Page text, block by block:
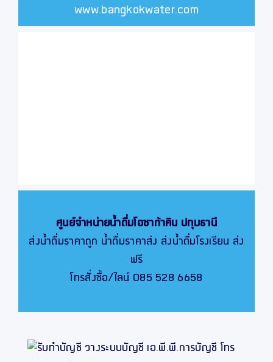
www.bangkokwater.com
ศูนย์จำหน่ายน้ำดื่มโอซาก้าคิน ปทุมธานี
ส่งน้ำดื่มราคาถูก น้ำดื่มราคาส่ง ส่งน้ำดื่มโรงเรียน ส่ง
ฟรี
โทรสั่งซื้อ/ไลน์ 085 528 6658